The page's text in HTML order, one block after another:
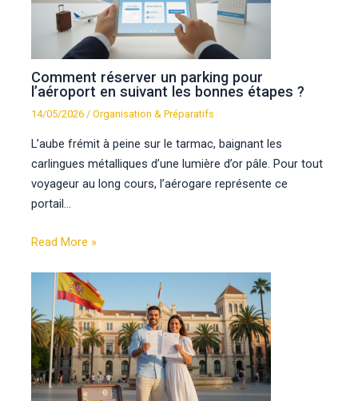
Comment réserver un parking pour
l’aéroport en suivant les bonnes étapes ?
14/05/2026/Organisation & Préparatifs
L’aube frémit à peine sur le tarmac, baignant les
carlingues métalliques d’une lumière d’or pâle. Pour tout
voyageur au long cours, l’aérogare représente ce
portail…
Read More »